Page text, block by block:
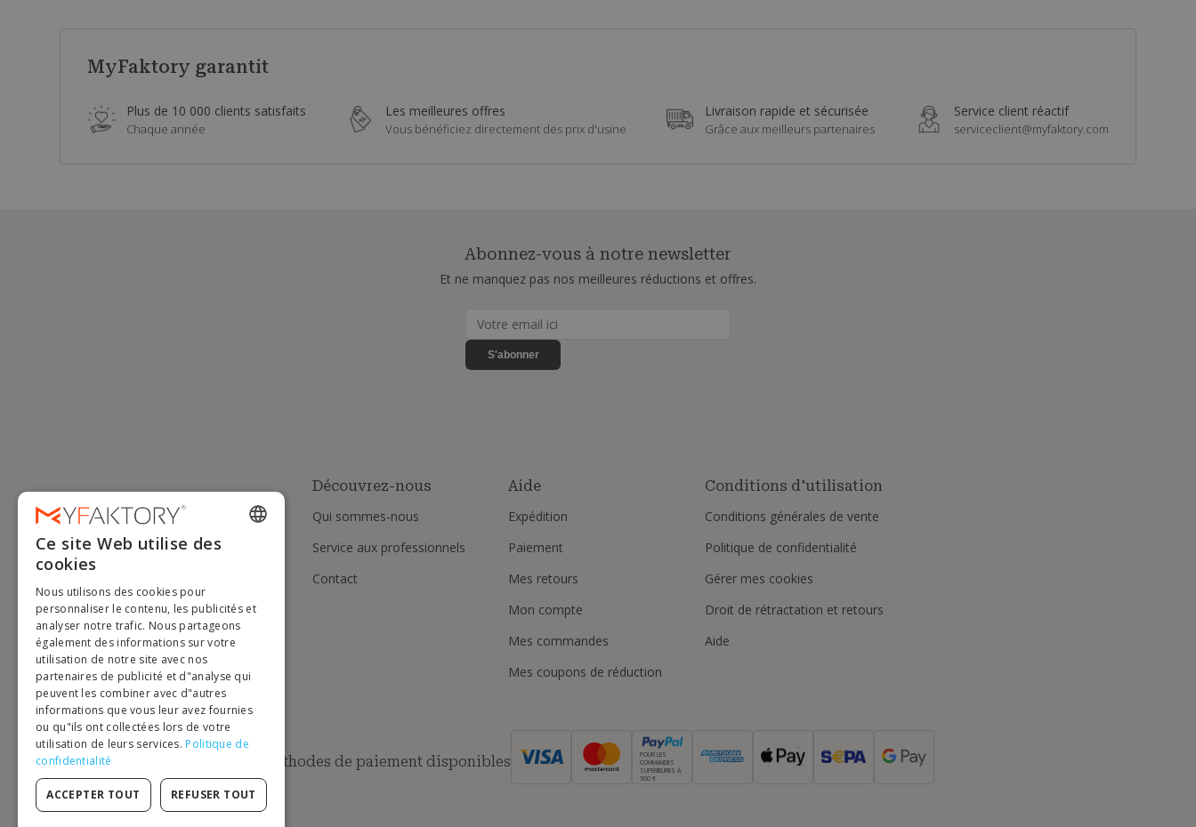
MyFaktory garantit
Plus de 10 000 clients satisfaits
Chaque année
Les meilleures offres
Vous bénéficiez directement des prix d'usine
Livraison rapide et sécurisée
Grâce aux meilleurs partenaires
Service client réactif
serviceclient@myfaktory.com
Abonnez-vous à notre newsletter
Et ne manquez pas nos meilleures réductions et offres.
S'abonner
Découvrez-nous
Qui sommes-nous
Service aux professionnels
Contact
Aide
Expédition
Paiement
Mes retours
Mon compte
Mes commandes
Mes coupons de réduction
Conditions d'utilisation
Conditions générales de vente
Politique de confidentialité
Gérer mes cookies
Droit de rétractation et retours
Aide
Méthodes de paiement disponibles
POUR LES
COMMANDES
SUPÉRIEURES À
500 €
ENGLISH
DUTCH
GERMAN
PORTUGUESE
SPANISH
Ce site Web utilise des
cookies
Nous utilisons des cookies pour
personnaliser le contenu, les publicités et
analyser notre trafic. Nous partageons
également des informations sur votre
utilisation de notre site avec nos
partenaires de publicité et d"analyse qui
peuvent les combiner avec d"autres
informations que vous leur avez fournies
ou qu"ils ont collectées lors de votre
utilisation de leurs services. Politique de
confidentialité
ACCEPTER TOUT REFUSER TOUT